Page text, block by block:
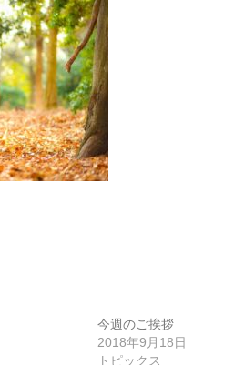
今週のご挨拶
2018年9月18日
トピックス